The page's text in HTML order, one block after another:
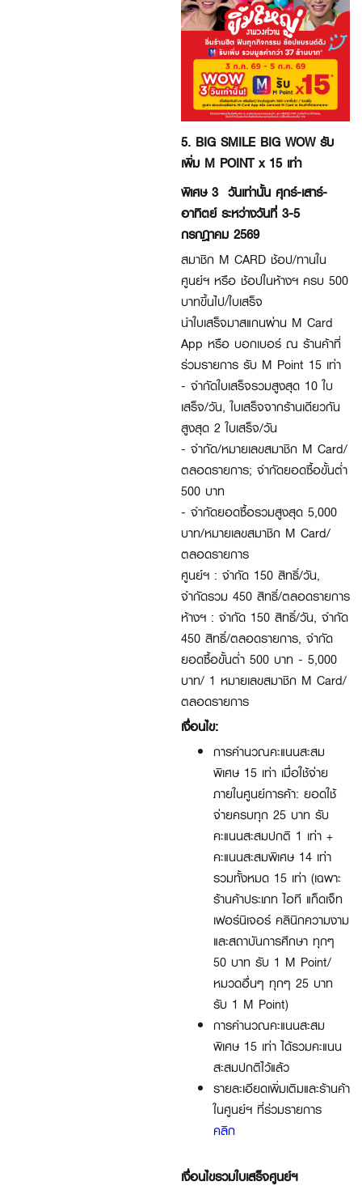
5. BIG SMILE BIG WOW รับ
เพิ่ม M POINT x 15 เท่า
พิเศษ 3 วันเท่านั้น ศุกร์-เสาร์-
อาทิตย์ ระหว่างวันที่ 3-5
กรกฎาคม 2569
สมาชิก M CARD ช้อป/ทานใน
ศูนย์ฯ หรือ ช้อปในห้างฯ ครบ 500
บาทขึ้นไป/ใบเสร็จ
นำใบเสร็จมาสแกนผ่าน M Card
App หรือ บอกเบอร์ ณ ร้านค้าที่
ร่วมรายการ รับ M Point 15 เท่า
- จำกัดใบเสร็จรวมสูงสุด 10 ใบ
เสร็จ/วัน, ใบเสร็จจากร้านเดียวกัน
สูงสุด 2 ใบเสร็จ/วัน
- จำกัด/หมายเลขสมาชิก M Card/
ตลอดรายการ; จำกัดยอดซื้อขั้นต่ำ
500 บาท
- จำกัดยอดซื้อรวมสูงสุด 5,000
บาท/หมายเลขสมาชิก M Card/
ตลอดรายการ
ศูนย์ฯ : จำกัด 150 สิทธิ์/วัน,
จำกัดรวม 450 สิทธิ์/ตลอดรายการ
ห้างฯ : จำกัด 150 สิทธิ์/วัน, จำกัด
450 สิทธิ์/ตลอดรายการ, จำกัด
ยอดซื้อขั้นต่ำ 500 บาท - 5,000
บาท/ 1 หมายเลขสมาชิก M Card/
ตลอดรายการ
เงื่อนไข:
การคำนวณคะแนนสะสม
พิเศษ 15 เท่า เมื่อใช้จ่าย
ภายในศูนย์การค้า: ยอดใช้
จ่ายครบทุก 25 บาท รับ
คะแนนสะสมปกติ 1 เท่า +
คะแนนสะสมพิเศษ 14 เท่า
รวมทั้งหมด 15 เท่า (เฉพาะ
ร้านค้าประเภท ไอที แก็ดเจ็ท
เฟอร์นิเจอร์ คลินิกความงาม
และสถาบันการศึกษา ทุกๆ
50 บาท รับ 1 M Point/
หมวดอื่นๆ ทุกๆ 25 บาท
รับ 1 M Point)
การคำนวณคะแนนสะสม
พิเศษ 15 เท่า ได้รวมคะแนน
สะสมปกติไว้แล้ว
รายละเอียดเพิ่มเติมและร้านค้า
ในศูนย์ฯ ที่ร่วมรายการ
คลิก
เงื่อนไขรวมใบเสร็จศูนย์ฯ